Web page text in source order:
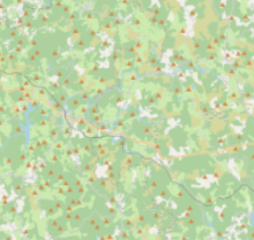
au carnet de voyage ?